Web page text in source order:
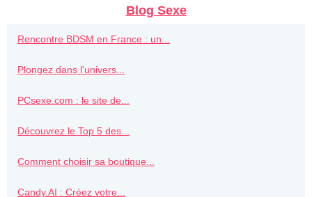
Blog Sexe
Rencontre BDSM en France : un...
Plongez dans l'univers...
PCsexe.com : le site de...
Découvrez le Top 5 des...
Comment choisir sa boutique...
Candy.AI : Créez votre...